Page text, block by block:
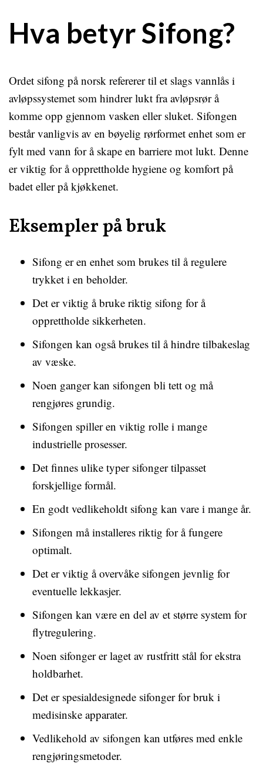
Hva betyr Sifong?
Ordet sifong på norsk refererer til et slags vannlås i
avløpssystemet som hindrer lukt fra avløpsrør å
komme opp gjennom vasken eller sluket. Sifongen
består vanligvis av en bøyelig rørformet enhet som er
fylt med vann for å skape en barriere mot lukt. Denne
er viktig for å opprettholde hygiene og komfort på
badet eller på kjøkkenet.
Eksempler på bruk
Sifong er en enhet som brukes til å regulere
trykket i en beholder.
Det er viktig å bruke riktig sifong for å
opprettholde sikkerheten.
Sifongen kan også brukes til å hindre tilbakeslag
av væske.
Noen ganger kan sifongen bli tett og må
rengjøres grundig.
Sifongen spiller en viktig rolle i mange
industrielle prosesser.
Det finnes ulike typer sifonger tilpasset
forskjellige formål.
En godt vedlikeholdt sifong kan vare i mange år.
Sifongen må installeres riktig for å fungere
optimalt.
Det er viktig å overvåke sifongen jevnlig for
eventuelle lekkasjer.
Sifongen kan være en del av et større system for
flytregulering.
Noen sifonger er laget av rustfritt stål for ekstra
holdbarhet.
Det er spesialdesignede sifonger for bruk i
medisinske apparater.
Vedlikehold av sifongen kan utføres med enkle
rengjøringsmetoder.